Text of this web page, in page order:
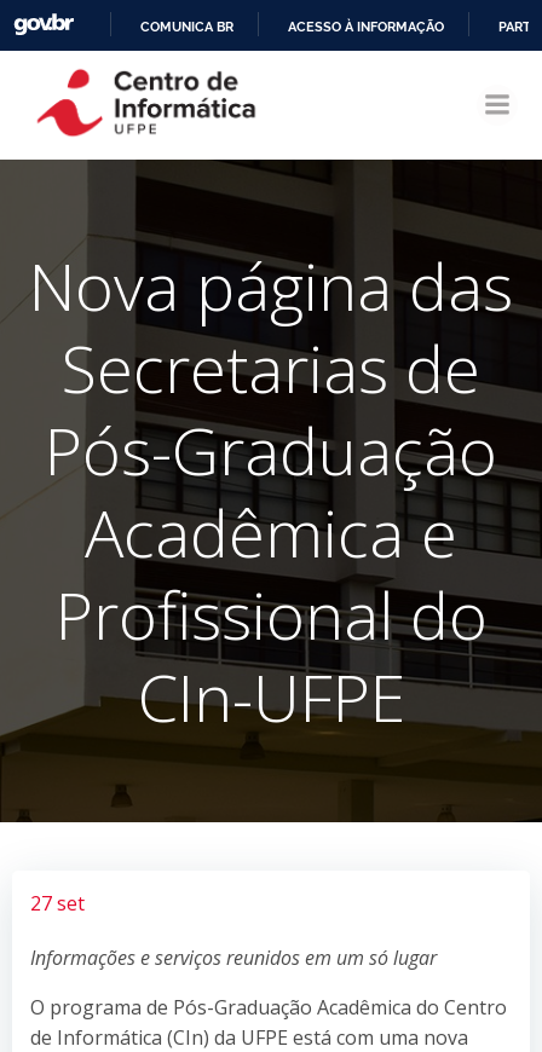
CONTEÚDO
COMUNICA BR ACESSO À INFORMAÇÃO
Nova página das
Secretarias de
Pós-Graduação
Acadêmica e
Profissional do
CIn-UFPE
27 set
Informações e serviços reunidos em um só lugar
O programa de Pós-Graduação Acadêmica do Centro
de Informática (CIn) da UFPE está com uma nova